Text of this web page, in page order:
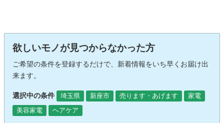
欲しいモノが見つからなかった方
ご希望の条件を登録するだけで、新着情報をいち早くお届け出
来ます。
選択中の条件 埼玉県 新座市 売ります・あげます
家電
美容家電
ヘアケア